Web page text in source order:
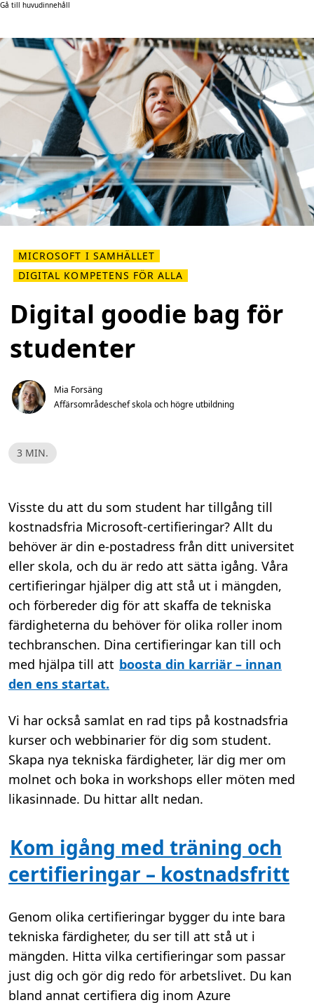
Gå till huvudinnehåll
MICROSOFT I SAMHÄLLET
DIGITAL KOMPETENS FÖR ALLA
Digital goodie bag för
studenter
Mia Forsäng
Affärsområdeschef skola och högre utbildning
L
ä
,
m
n
3 MIN.
Visste du att du som student har tillgång till
kostnadsfria Microsoft-certifieringar? Allt du
behöver är din e-postadress från ditt universitet
eller skola, och du är redo att sätta igång. Våra
certifieringar hjälper dig att stå ut i mängden,
och förbereder dig för att skaffa de tekniska
färdigheterna du behöver för olika roller inom
techbranschen. Dina certifieringar kan till och
med hjälpa till att boosta din karriär – innan
den ens startat.
Vi har också samlat en rad tips på kostnadsfria
kurser och webbinarier för dig som student.
Skapa nya tekniska färdigheter, lär dig mer om
molnet och boka in workshops eller möten med
likasinnade. Du hittar allt nedan.
Kom igång med träning och
certifieringar – kostnadsfritt
Genom olika certifieringar bygger du inte bara
tekniska färdigheter, du ser till att stå ut i
mängden. Hitta vilka certifieringar som passar
just dig och gör dig redo för arbetslivet. Du kan
bland annat certifiera dig inom Azure